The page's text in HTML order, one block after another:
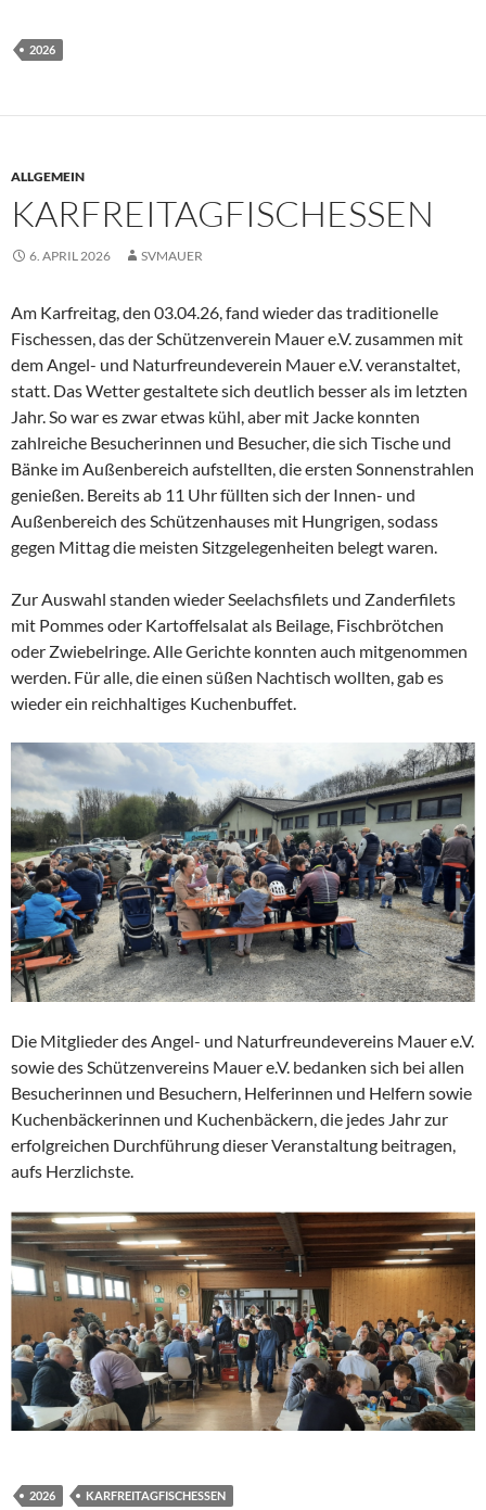
2026
ALLGEMEIN
KARFREITAGFISCHESSEN
6. APRIL 2026 SVMAUER
Am Karfreitag, den 03.04.26, fand wieder das traditionelle
Fischessen, das der Schützenverein Mauer e.V. zusammen mit
dem Angel- und Naturfreundeverein Mauer e.V. veranstaltet,
statt. Das Wetter gestaltete sich deutlich besser als im letzten
Jahr. So war es zwar etwas kühl, aber mit Jacke konnten
zahlreiche Besucherinnen und Besucher, die sich Tische und
Bänke im Außenbereich aufstellten, die ersten Sonnenstrahlen
genießen. Bereits ab 11 Uhr füllten sich der Innen- und
Außenbereich des Schützenhauses mit Hungrigen, sodass
gegen Mittag die meisten Sitzgelegenheiten belegt waren.
Zur Auswahl standen wieder Seelachsfilets und Zanderfilets
mit Pommes oder Kartoffelsalat als Beilage, Fischbrötchen
oder Zwiebelringe. Alle Gerichte konnten auch mitgenommen
werden. Für alle, die einen süßen Nachtisch wollten, gab es
wieder ein reichhaltiges Kuchenbuffet.
Die Mitglieder des Angel- und Naturfreundevereins Mauer e.V.
sowie des Schützenvereins Mauer e.V. bedanken sich bei allen
Besucherinnen und Besuchern, Helferinnen und Helfern sowie
Kuchenbäckerinnen und Kuchenbäckern, die jedes Jahr zur
erfolgreichen Durchführung dieser Veranstaltung beitragen,
aufs Herzlichste.
2026 KARFREITAGFISCHESSEN